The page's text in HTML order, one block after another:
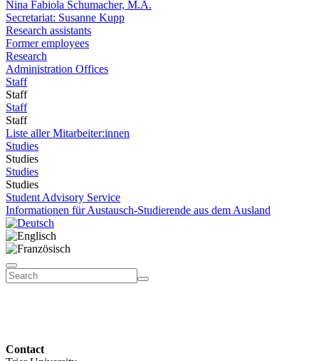
Nina Fabiola Schumacher, M.A.
Secretariat: Susanne Kupp
Research assistants
Former employees
Research
Administration Offices
Staff
Staff
Staff
Staff
Liste aller Mitarbeiter:innen
Studies
Studies
Studies
Studies
Student Advisory Service
Informationen für Austausch-Studierende aus dem Ausland
Contact